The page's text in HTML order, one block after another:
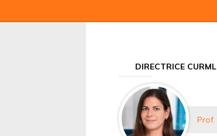
DIRECTRICE CURML
Prof.